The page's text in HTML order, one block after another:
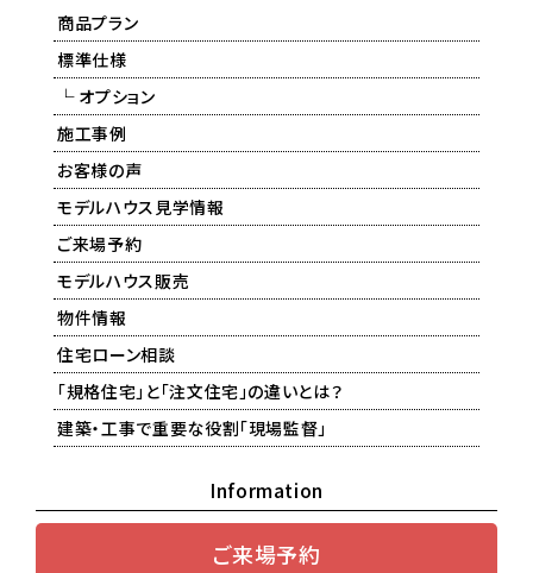
商品プラン
標準仕様
└ オプション
施工事例
お客様の声
モデルハウス見学情報
ご来場予約
モデルハウス販売
物件情報
住宅ローン相談
「規格住宅」と「注文住宅」の違いとは？
建築・工事で重要な役割「現場監督」
Information
ご来場予約